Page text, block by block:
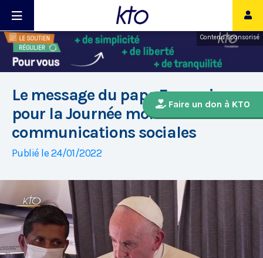
Contenu sponsorisé
Faire un don à KTO
Le message du pape François
pour la Journée mondiale des
communications sociales
Publié le 24/01/2022